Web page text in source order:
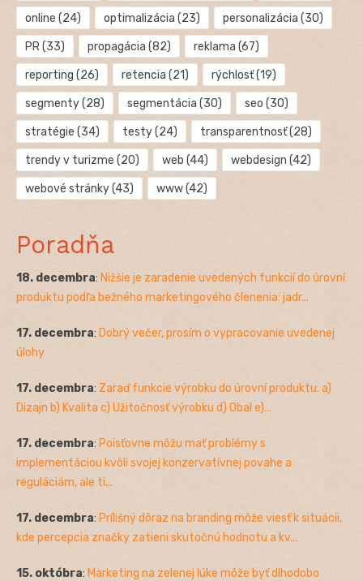
online (24) optimalizácia (23) personalizácia (30)
PR(33) propagácia (82) reklama (67)
reporting (26) retencia (21) rýchlosť(19)
segmenty(28) segmentácia (30) seo (30)
stratégie (34) testy(24) transparentnosť(28)
trendy v turizme (20) web (44) webdesign (42)
webové stránky(43) www(42)
Poradňa
18. decembra: Nižšie je zaradenie uvedených funkcií do úrovní
produktu podľa bežného marketingového členenia: jadr...
17. decembra: Dobrý večer, prosím o vypracovanie uvedenej
úlohy
17. decembra: Zaraď funkcie výrobku do úrovní produktu: a)
Dizajn b) Kvalita c) Užitočnosť výrobku d) Obal e)...
17. decembra: Poisťovne môžu mať problémy s
implementáciou kvôli svojej konzervatívnej povahe a
reguláciám, ale ti...
17. decembra: Prílišný dôraz na branding môže viesť k situácii,
kde percepcia značky zatieni skutočnú hodnotu a kv...
15. októbra: Marketing na zelenej lúke môže byť dlhodobo